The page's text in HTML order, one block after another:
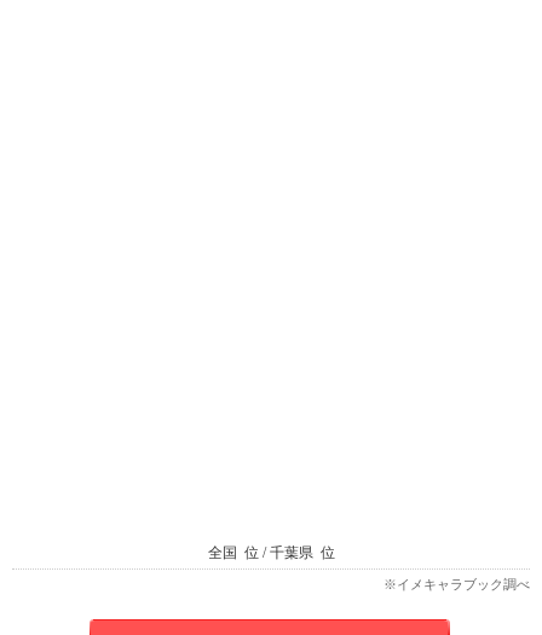
全国 位 / 千葉県 位
※イメキャラブック調べ